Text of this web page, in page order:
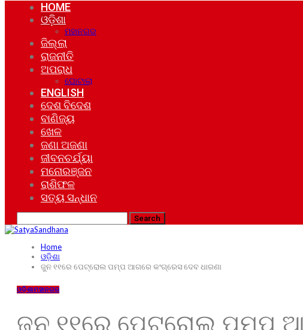
HOME
ଓଡ଼ିଶା
ମହାନଗର
ଜିଲ୍ଲା
ରାଜନୀତି
ଅପରାଧ
ଘୋଟାଲା
ENGLISH
ଦେଶ ବିଦେଶ
ବାଣିଜ୍ୟ
ଖେଳ
ଜଣା ଅଜଣା
ଜୀବନଚର୍ଯ୍ୟା
ମନୋରଞ୍ଜନ
ରାଶିଫଳ
ସତ୍ୟ ସନ୍ଧାନ
Home
ଓଡ଼ିଶା
ଜୁନ ୧୧ରେ ପେଟ୍ରୋଲ ପମ୍ପ ଆଗରେ କଂଗ୍ରେସ ଦେବ ଧାରଣା
ଓଡ଼ିଶାମହାନଗର
ଜୁନ ୧୧ରେ ପେଟ୍ରୋଲ ପମ୍ପ